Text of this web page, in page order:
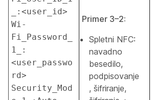
_:<user_id>
Wi-
Fi_Password_
1_:
<user_passwo
rd>
Security_Mod
Primer 3–2:
Spletni NFC:
navadno
besedilo,
podpisovanje
, šifriranje,